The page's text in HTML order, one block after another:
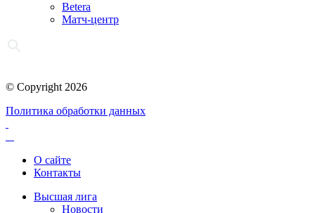
Betera
Матч-центр
© Copyright 2026
Политика обработки данных
О сайте
Контакты
Высшая лига
Новости